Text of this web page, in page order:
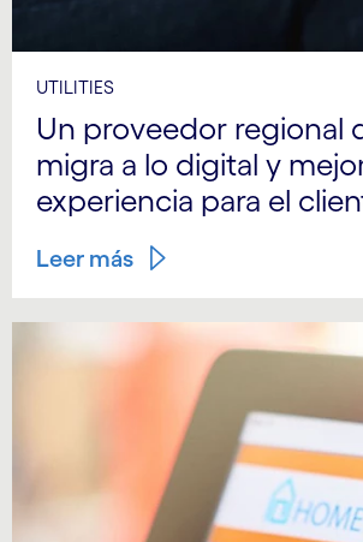
UTILITIES
Un proveedor regional
migra a lo digital y
experiencia para el
Leer más